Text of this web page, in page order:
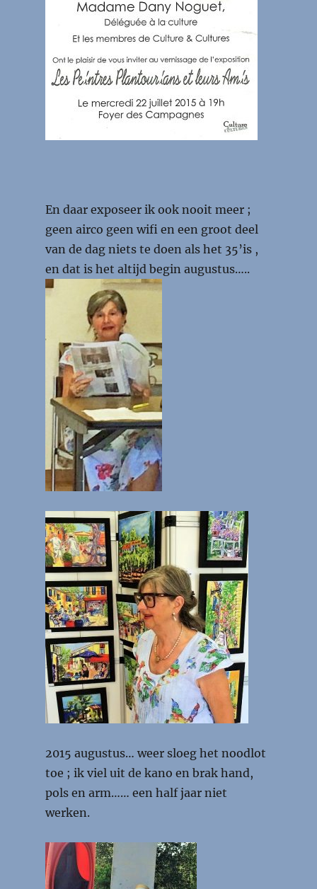
En daar exposeer ik ook nooit meer ;
geen airco geen wifi en een groot deel
van de dag niets te doen als het 35’is ,
en dat is het altijd begin augustus…..
2015 augustus… weer sloeg het noodlot
toe ; ik viel uit de kano en brak hand,
pols en arm…… een half jaar niet
werken.